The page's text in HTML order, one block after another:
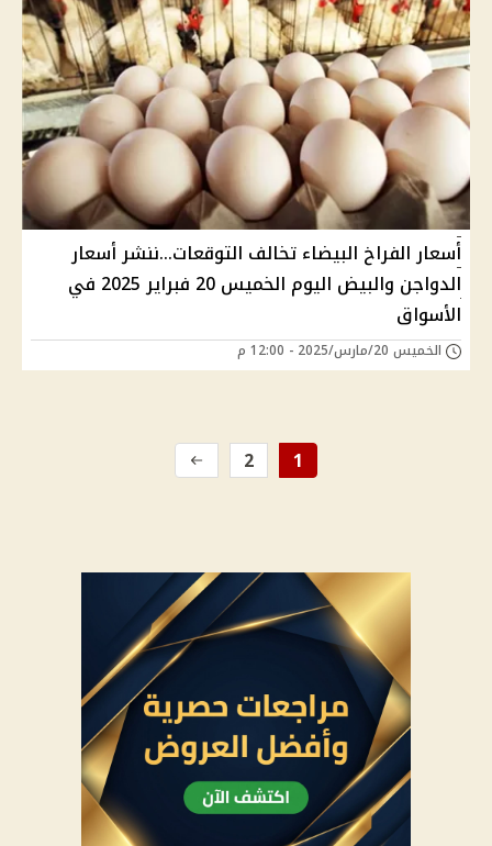
أسعار الفراخ البيضاء تخالف التوقعات...ننشر أسعار
الدواجن والبيض اليوم الخميس 20 فبراير 2025 في
الأسواق
الخميس 20/مارس/2025 - 12:00 م
1
2